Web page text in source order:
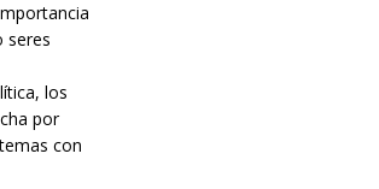
seres
los
por
con